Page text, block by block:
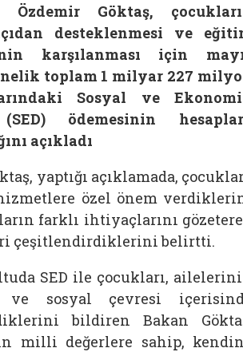
Özdemir Göktaş,
desteklenmesi ve
karşılanması için
toplam 1 milyar 227
Sosyal ve
ödemesinin
açıkladı
yaptığı açıklamada,
özel önem
farklı ihtiyaçlarını
çeşitlendirdiklerini belirtti.
SED ile çocukları,
ve sosyal çevresi
bildiren Bakan
milli değerlere sahip,